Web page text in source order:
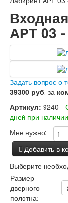
Двери
заказ
АРТ 03
Задать вопрос о
39300 руб. за
Артикул: 9240 -
дней при
Мне нужно: -
Добавить в
Выберите
Размер
дверного
полотна: